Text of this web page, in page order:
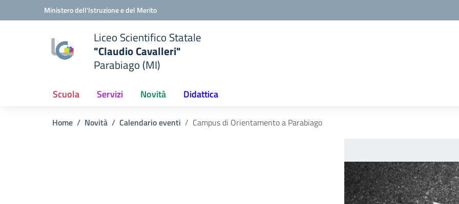
Vai ai contenuti
Vai al menu di navigazioneMinistero dell'Istruzione e del Merito
Liceo Scientifico Statale
"Claudio Cavalleri"
Parabiago (MI)
Scuola Servizi Novità Didattica
Home Novità Calendario eventi Campus di Orientamento a Parabiago